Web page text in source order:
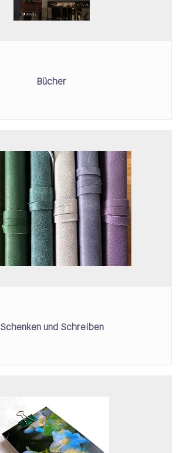
Bücher
Schenken und Schreiben